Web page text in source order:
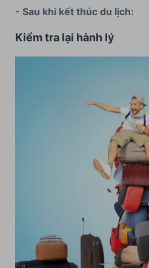
- Sau khi kết thúc du lịch:
Kiểm tra lại hành lý